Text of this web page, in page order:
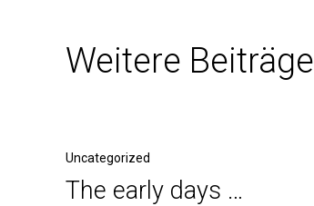
Weitere Beiträge
Uncategorized
The early days …